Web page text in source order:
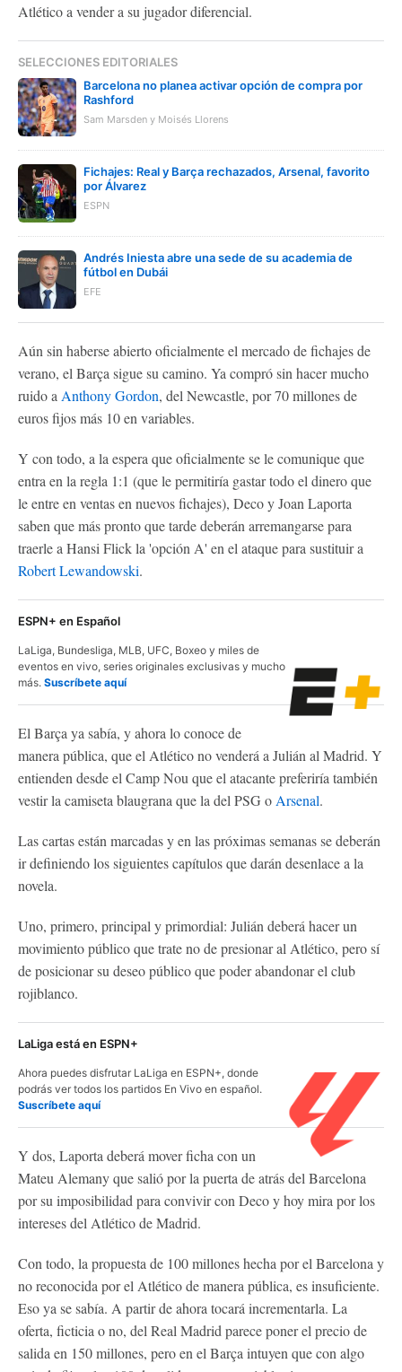
Atlético a vender a su jugador diferencial.
SELECCIONES EDITORIALES
Barcelona no planea activar opción de compra por
Rashford
Sam Marsden y Moisés Llorens
Fichajes: Real y Barça rechazados, Arsenal, favorito
por Álvarez
ESPN
Andrés Iniesta abre una sede de su academia de
fútbol en Dubái
EFE
Aún sin haberse abierto oficialmente el mercado de fichajes de
verano, el Barça sigue su camino. Ya compró sin hacer mucho
ruido aAnthony Gordon, del Newcastle, por 70 millones de
euros fijos más 10 en variables.
Y con todo, a la espera que oficialmente se le comunique que
entra en la regla 1:1 (que le permitiría gastar todo el dinero que
le entre en ventas en nuevos fichajes), Deco y Joan Laporta
saben que más pronto que tarde deberán arremangarse para
traerle a Hansi Flick la 'opción A' en el ataque para sustituir a
Robert Lewandowski.
ESPN+ en Español
LaLiga, Bundesliga, MLB, UFC, Boxeo y miles de
eventos en vivo, series originales exclusivas y mucho
más. Suscríbete aquí
El Barça ya sabía, y ahora lo conoce de
manera pública, que el Atlético no venderá a Julián al Madrid. Y
entienden desde el Camp Nou que el atacante preferiría también
vestir la camiseta blaugrana que la del PSG oArsenal.
Las cartas están marcadas y en las próximas semanas se deberán
ir definiendo los siguientes capítulos que darán desenlace a la
novela.
Uno, primero, principal y primordial: Julián deberá hacer un
movimiento público que trate no de presionar al Atlético, pero sí
de posicionar su deseo público que poder abandonar el club
rojiblanco.
LaLiga está en ESPN+
Ahora puedes disfrutar LaLiga en ESPN+, donde
podrás ver todos los partidos En Vivo en español.
Suscríbete aquí
Y dos, Laporta deberá mover ficha con un
Mateu Alemany que salió por la puerta de atrás del Barcelona
por su imposibilidad para convivir con Deco y hoy mira por los
intereses del Atlético de Madrid.
Con todo, la propuesta de 100 millones hecha por el Barcelona y
no reconocida por el Atlético de manera pública, es insuficiente.
Eso ya se sabía. A partir de ahora tocará incrementarla. La
oferta, ficticia o no, del Real Madrid parece poner el precio de
salida en 150 millones, pero en el Barça intuyen que con algo